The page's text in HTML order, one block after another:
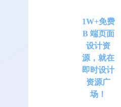
1W+免费
B 端页面
设计资
源，就在
即时设计
资源广
场！